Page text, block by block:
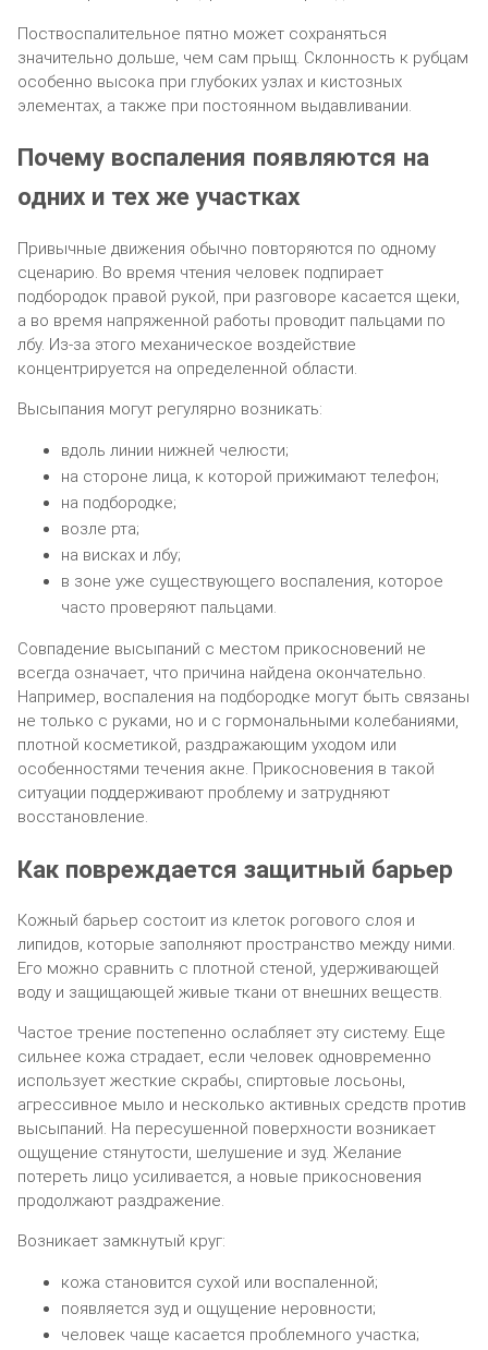
Поствоспалительное пятно может сохраняться
значительно дольше, чем сам прыщ. Склонность к рубцам
особенно высока при глубоких узлах и кистозных
элементах, а также при постоянном выдавливании.
Почему воспаления появляются на
одних и тех же участках
Привычные движения обычно повторяются по одному
сценарию. Во время чтения человек подпирает
подбородок правой рукой, при разговоре касается щеки,
а во время напряженной работы проводит пальцами по
лбу. Из-за этого механическое воздействие
концентрируется на определенной области.
Высыпания могут регулярно возникать:
вдоль линии нижней челюсти;
на стороне лица, к которой прижимают телефон;
на подбородке;
возле рта;
на висках и лбу;
в зоне уже существующего воспаления, которое
часто проверяют пальцами.
Совпадение высыпаний с местом прикосновений не
всегда означает, что причина найдена окончательно.
Например, воспаления на подбородке могут быть связаны
не только с руками, но и с гормональными колебаниями,
плотной косметикой, раздражающим уходом или
особенностями течения акне. Прикосновения в такой
ситуации поддерживают проблему и затрудняют
восстановление.
Как повреждается защитный барьер
Кожный барьер состоит из клеток рогового слоя и
липидов, которые заполняют пространство между ними.
Его можно сравнить с плотной стеной, удерживающей
воду и защищающей живые ткани от внешних веществ.
Частое трение постепенно ослабляет эту систему. Еще
сильнее кожа страдает, если человек одновременно
использует жесткие скрабы, спиртовые лосьоны,
агрессивное мыло и несколько активных средств против
высыпаний. На пересушенной поверхности возникает
ощущение стянутости, шелушение и зуд. Желание
потереть лицо усиливается, а новые прикосновения
продолжают раздражение.
Возникает замкнутый круг:
кожа становится сухой или воспаленной;
появляется зуд и ощущение неровности;
человек чаще касается проблемного участка;